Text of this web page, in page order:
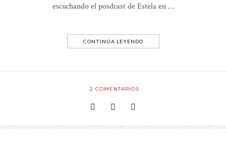
escuchando el posdcast de Estela en …
CONTINÚA LEYENDO
2 COMENTARIOS